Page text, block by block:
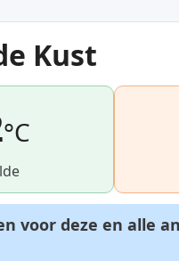
Kust
°C
deze en alle